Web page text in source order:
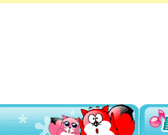
你太多，
要平安